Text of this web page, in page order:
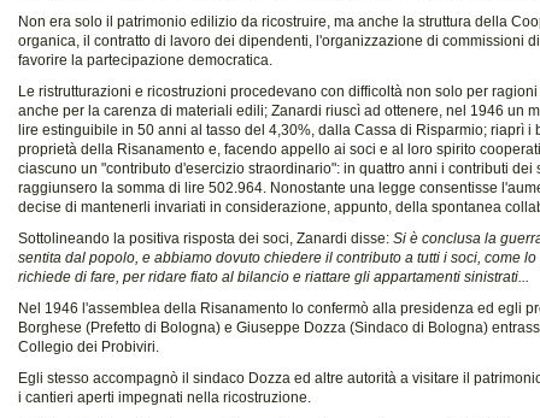
Non era solo il patrimonio edilizio da ricostruire, ma anche la struttura della
organica, il contratto di lavoro dei dipendenti, l'organizzazione di commissioni
favorire la partecipazione democratica.
Le ristrutturazioni e ricostruzioni procedevano con difficoltà non solo per
anche per la carenza di materiali edili; Zanardi riuscì ad ottenere, nel 1946 un
lire estinguibile in 50 anni al tasso del 4,30%, dalla Cassa di Risparmio; riaprì i
proprietà della Risanamento e, facendo appello ai soci e al loro spirito
ciascuno un "contributo d'esercizio straordinario": in quattro anni i contributi dei
raggiunsero la somma di lire 502.964. Nonostante una legge consentisse
decise di mantenerli invariati in considerazione, appunto, della spontanea
Sottolineando la positiva risposta dei soci, Zanardi disse: Si è conclusa la
sentita dal popolo, e abbiamo dovuto chiedere il contributo a tutti i soci, come
richiede di fare, per ridare fiato al bilancio e riattare gli appartamenti sinistrati...
Nel 1946 l'assemblea della Risanamento lo confermò alla presidenza ed egli
Borghese (Prefetto di Bologna) e Giuseppe Dozza (Sindaco di Bologna)
Collegio dei Probiviri.
Egli stesso accompagnò il sindaco Dozza ed altre autorità a visitare il
i cantieri aperti impegnati nella ricostruzione.